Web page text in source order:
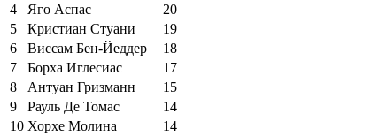
4
Яго Аспас
20
5
Кристиан Стуани
19
6
Виссам Бен-Йеддер
18
7
Борха Иглесиас
17
8
Антуан Гризманн
15
9
Рауль Де Томас
14
10 Хорхе Молина
14